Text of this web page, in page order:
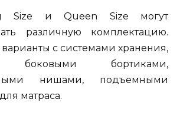
Size и Queen Size могут
различную комплектацию.
с системами хранения,
боковыми бортиками,
нишами, подъемными
матраса.